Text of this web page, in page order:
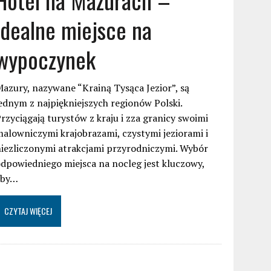
miejsce na
nazywane “Krainą Tysąca Jezior”, są
z najpiękniejszych regionów Polski.
turystów z kraju i zza granicy swoimi
krajobrazami, czystymi jeziorami i
atrakcjami przyrodniczymi. Wybór
miejsca na nocleg jest kluczowy,
CZYTAJ WIĘCEJ